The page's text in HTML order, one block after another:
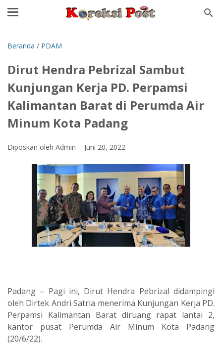
Beranda / PDAM
Dirut Hendra Pebrizal Sambut
Kunjungan Kerja PD. Perpamsi
Kalimantan Barat di Perumda Air
Minum Kota Padang
Diposkan oleh Admin Juni 20, 2022
Padang – Pagi ini, Dirut Hendra Pebrizal didampingi
oleh Dirtek Andri Satria menerima Kunjungan Kerja PD.
Perpamsi Kalimantan Barat diruang rapat lantai 2,
kantor pusat Perumda Air Minum Kota Padang
(20/6/22).